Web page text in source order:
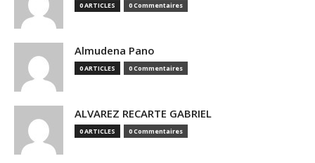
0 ARTICLES 0 Commentaires
Almudena Pano
0 ARTICLES 0 Commentaires
ALVAREZ RECARTE GABRIEL
0 ARTICLES 0 Commentaires